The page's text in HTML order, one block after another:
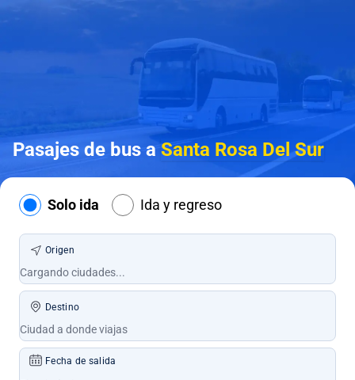
Pasajes de bus aSanta Rosa Del Sur
Solo ida Ida y regreso
Origen
Destino
Fecha de salida